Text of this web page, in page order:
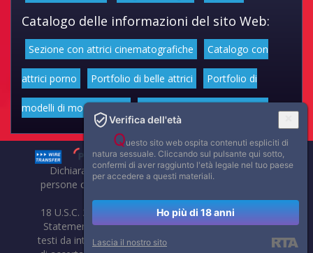
Catalogo delle informazioni del sito Web:
Sezione con attrici cinematografiche Catalogo con
attrici porno Portfolio di belle attrici Portfolio di
modelli di moda volgari
Dichiarazione di non responsabilità: tutti i membri e le
persone che compaiono su questo sito hanno almeno 18
anni.
18 U.S.C. 2257 Record-Keeping Requirements Compliance
Statement. Affaritaliani, prima di pubblicare foto, video o
testi da internet, compie tutte le opportune verifiche al fine
Verifica dell'età
Questo sito web ospita contenuti espliciti di
natura sessuale. Cliccando sul pulsante qui sotto,
confermi di aver raggiunto l'età legale nel tuo paese
per accedere a questi materiali.
Ho più di 18 anni
Lascia il nostro sito